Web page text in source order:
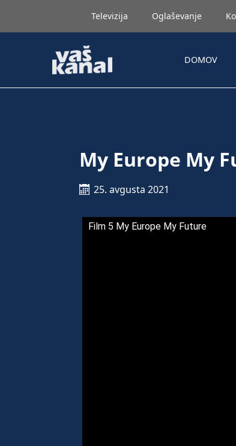
Televizija Oglaševanje
DOMOV
My Europe My
25. avgusta 2021
Film 5 My Europe My Future